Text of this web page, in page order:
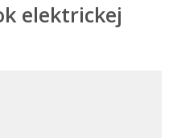
elektrickej